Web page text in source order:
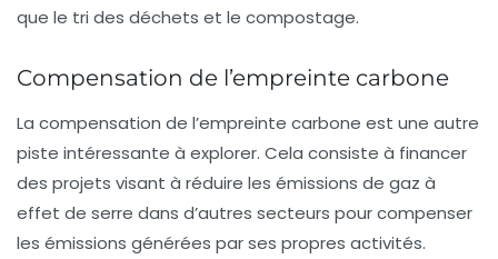
que le tri des déchets et le compostage.
Compensation de l’empreinte carbone
La compensation de l’empreinte carbone est une autre
piste intéressante à explorer. Cela consiste à financer
des projets visant à réduire les émissions de gaz à
effet de serre dans d’autres secteurs pour compenser
les émissions générées par ses propres activités.